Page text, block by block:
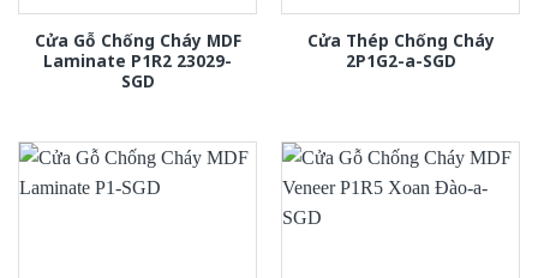
Cửa Gỗ Chống Cháy MDF
Laminate P1R2 23029-
SGD
Cửa Thép Chống Cháy
2P1G2-a-SGD